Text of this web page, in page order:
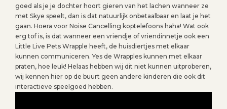
goed als je je dochter hoort gieren van het lachen wanneer ze
met Skye speelt, dan is dat natuurlijk onbetaalbaar en laat je het
gaan. Hoera voor Noise Cancelling koptelefoons haha! Wat ook
erg tof is, is dat wanneer een vriendje of vriendinnetje ook een
Little Live Pets Wrapple heeft, de huisdiertjes met elkaar
kunnen communiceren. Yes de Wrapples kunnen met elkaar
praten, hoe leuk! Helaas hebben wij dit niet kunnen uitproberen,
wij kennen hier op de buurt geen andere kinderen die ook dit
interactieve speelgoed hebben.